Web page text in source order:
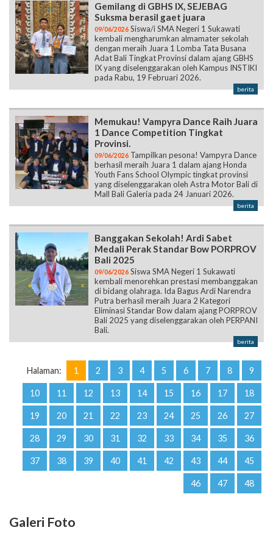
Gemilang di GBHS IX, SEJEBAG
Suksma berasil gaet juara
09/06/2026 Siswa/i SMA Negeri 1 Sukawati
kembali mengharumkan almamater sekolah
dengan meraih Juara 1 Lomba Tata Busana
Adat Bali Tingkat Provinsi dalam ajang GBHS
IX yang diselenggarakan oleh Kampus INSTIKI
pada Rabu, 19 Februari 2026.
berita
Memukau! Vampyra Dance Raih Juara
1 Dance Competition Tingkat
Provinsi.
09/06/2026 Tampilkan pesona! Vampyra Dance
berhasil meraih Juara 1 dalam ajang Honda
Youth Fans School Olympic tingkat provinsi
yang diselenggarakan oleh Astra Motor Bali di
Mall Bali Galeria pada 24 Januari 2026.
berita
Banggakan Sekolah! Ardi Sabet
Medali Perak Standar Bow PORPROV
Bali 2025
09/06/2026 Siswa SMA Negeri 1 Sukawati
kembali menorehkan prestasi membanggakan
di bidang olahraga. Ida Bagus Ardi Narendra
Putra berhasil meraih Juara 2 Kategori
Eliminasi Standar Bow dalam ajang PORPROV
Bali 2025 yang diselenggarakan oleh PERPANI
Bali.
berita
Halaman: 1 2 3 4 5 6 7 8 9
10 11 12 13 14 15 16 17 18
19 20 21 22 23 24 25 26 27
28 29 30 31 32 33 34 35 36
37 38 39 40 41 42 43 44 45
46 47 48
Galeri Foto